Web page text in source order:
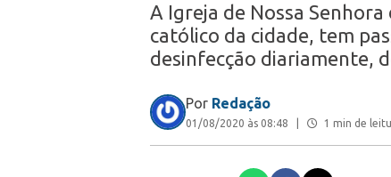
A Igreja de Nossa
católico da cidade, tem
desinfecção diariamente,
Por Redação
01/08/2020 às 08:48 1 min de